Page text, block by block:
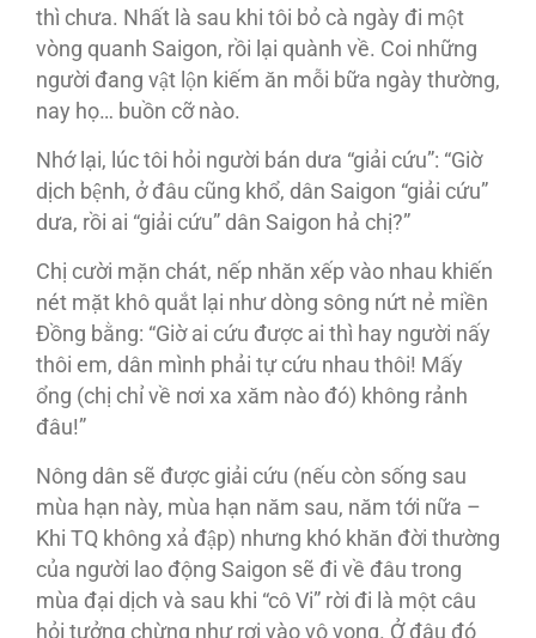
thì chưa. Nhất là sau khi tôi bỏ cà ngày đi một
vòng quanh Saigon, rồi lại quành về. Coi những
người đang vật lộn kiếm ăn mỗi bữa ngày thường,
nay họ… buồn cỡ nào.
Nhớ lại, lúc tôi hỏi người bán dưa “giải cứu”: “Giờ
dịch bệnh, ở đâu cũng khổ, dân Saigon “giải cứu”
dưa, rồi ai “giải cứu” dân Saigon hả chị?”
Chị cười mặn chát, nếp nhăn xếp vào nhau khiến
nét mặt khô quắt lại như dòng sông nứt nẻ miền
Đồng bằng: “Giờ ai cứu được ai thì hay người nấy
thôi em, dân mình phải tự cứu nhau thôi! Mấy
ổng (chị chỉ về nơi xa xăm nào đó) không rảnh
đâu!”
Nông dân sẽ được giải cứu (nếu còn sống sau
mùa hạn này, mùa hạn năm sau, năm tới nữa –
Khi TQ không xả đập) nhưng khó khăn đời thường
của người lao động Saigon sẽ đi về đâu trong
mùa đại dịch và sau khi “cô Vi” rời đi là một câu
hỏi tưởng chừng như rơi vào vô vọng. Ở đâu đó